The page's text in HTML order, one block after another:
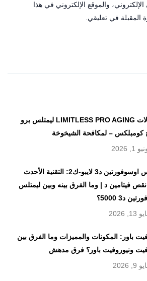
والموقع الإلكتروني في هذا
المقبلة في تعليقي.
كبسولات LIMITLESS PRO AGING ليمتلس برو
كومبلكس – لمكافحة الشيخوخة
1, 2026
ليمتلس اوسوفورتين د3 لايبو-ك2: التقنية الأحدث
نقص فيتامين د | وما الفرق بينه وبين ليمتلس
د3 5000؟
2026
باور: المكونات والمميزات وما الفرق بين
ونيوروفيت باور؟ فرق مدهش
9, 2026